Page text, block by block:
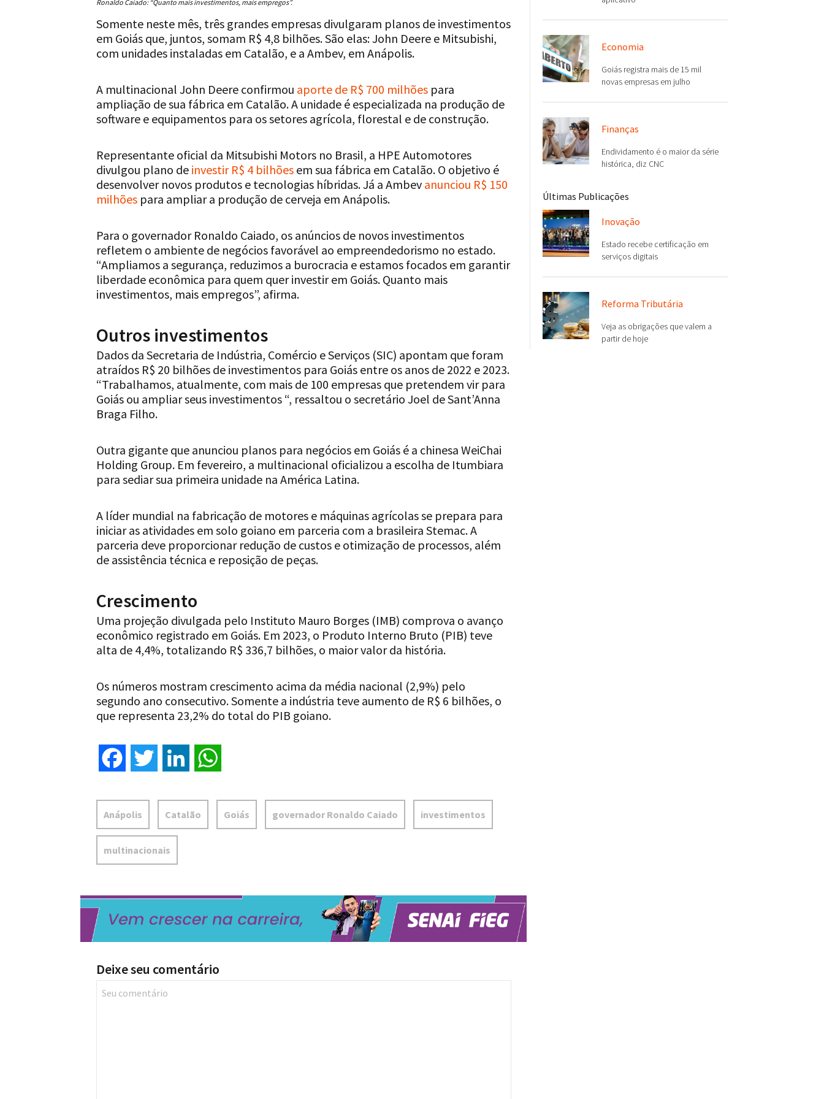
Ronaldo Caiado: “Quanto mais investimentos, mais empregos”.
Somente neste mês, três grandes empresas divulgaram planos de investimentos
em Goiás que, juntos, somam R$ 4,8 bilhões. São elas: John Deere e Mitsubishi,
com unidades instaladas em Catalão, e a Ambev, em Anápolis.
A multinacional John Deere confirmou aporte de R$ 700 milhões para
ampliação de sua fábrica em Catalão. A unidade é especializada na produção de
software e equipamentos para os setores agrícola, florestal e de construção.
Representante oficial da Mitsubishi Motors no Brasil, a HPE Automotores
divulgou plano de investir R$ 4 bilhões em sua fábrica em Catalão. O objetivo é
desenvolver novos produtos e tecnologias híbridas. Já a Ambev anunciou R$ 150
milhões para ampliar a produção de cerveja em Anápolis.
Para o governador Ronaldo Caiado, os anúncios de novos investimentos
refletem o ambiente de negócios favorável ao empreendedorismo no estado.
“Ampliamos a segurança, reduzimos a burocracia e estamos focados em garantir
liberdade econômica para quem quer investir em Goiás. Quanto mais
investimentos, mais empregos”, afirma.
Outros investimentos
Dados da Secretaria de Indústria, Comércio e Serviços (SIC) apontam que foram
atraídos R$ 20 bilhões de investimentos para Goiás entre os anos de 2022 e 2023.
“Trabalhamos, atualmente, com mais de 100 empresas que pretendem vir para
Goiás ou ampliar seus investimentos “, ressaltou o secretário Joel de Sant’Anna
Braga Filho.
Outra gigante que anunciou planos para negócios em Goiás é a chinesa WeiChai
Holding Group. Em fevereiro, a multinacional oficializou a escolha de Itumbiara
para sediar sua primeira unidade na América Latina.
A líder mundial na fabricação de motores e máquinas agrícolas se prepara para
iniciar as atividades em solo goiano em parceria com a brasileira Stemac. A
parceria deve proporcionar redução de custos e otimização de processos, além
de assistência técnica e reposição de peças.
Crescimento
Uma projeção divulgada pelo Instituto Mauro Borges (IMB) comprova o avanço
econômico registrado em Goiás. Em 2023, o Produto Interno Bruto (PIB) teve
alta de 4,4%, totalizando R$ 336,7 bilhões, o maior valor da história.
Os números mostram crescimento acima da média nacional (2,9%) pelo
segundo ano consecutivo. Somente a indústria teve aumento de R$ 6 bilhões, o
que representa 23,2% do total do PIB goiano.
Facebook Twitter LinkedIn
Anápolis Catalão Goiás governador Ronaldo Caiado investimentos
multinacionais
Deixe seu comentário
Economia
Goiás registra mais de 15 mil
novas empresas em julho
Finanças
Endividamento é o maior da série
histórica, diz CNC
Últimas Publicações
Inovação
Estado recebe certificação em
serviços digitais
Reforma Tributária
Veja as obrigações que valem a
partir de hoje